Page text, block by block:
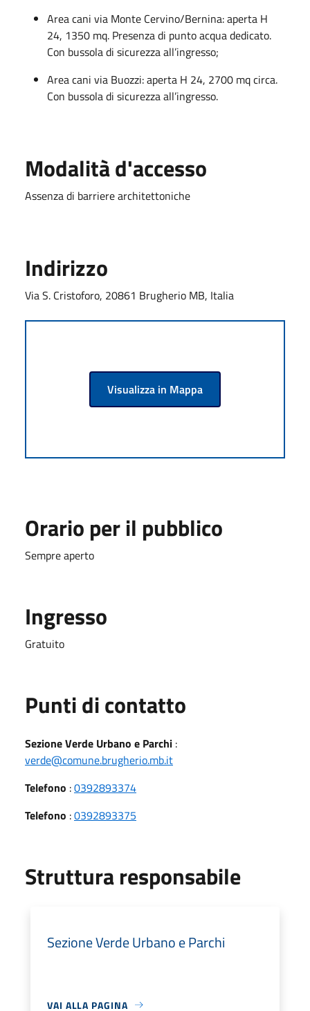
Area cani via Monte Cervino/Bernina: aperta H
24, 1350 mq. Presenza di punto acqua dedicato.
Con bussola di sicurezza all’ingresso;
Area cani via Buozzi: aperta H 24, 2700 mq circa.
Con bussola di sicurezza all’ingresso.
Modalità d'accesso
Assenza di barriere architettoniche
Indirizzo
Via S. Cristoforo, 20861 Brugherio MB, Italia
Visualizza in Mappa
Orario per il pubblico
Sempre aperto
Ingresso
Gratuito
Punti di contatto
Sezione Verde Urbano e Parchi :
verde@comune.brugherio.mb.it
Telefono :0392893374
Telefono :0392893375
Struttura responsabile
Sezione Verde Urbano e Parchi
VAI ALLA PAGINA